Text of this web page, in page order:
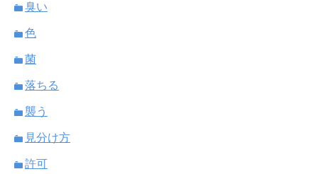
臭い
色
菌
落ちる
襲う
見分け方
許可